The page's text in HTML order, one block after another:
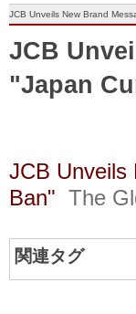
JCB Unveils New Brand
JCB
"Japan
JCB Unveils
Ban" The
関連タグ